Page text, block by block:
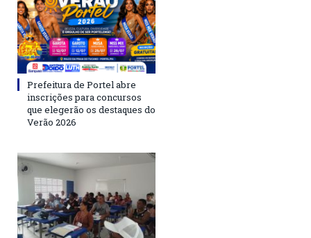
Prefeitura de Portel abre
inscrições para concursos
que elegerão os destaques do
Verão 2026